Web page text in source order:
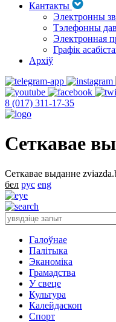
Кантакты
Электронны
Тэлефонны
Электронная
Графік
Архіў
8 (017) 311-17-35
Сеткавае
Сеткавае выданне
бел рус eng
Галоўнае
Палітыка
Эканоміка
Грамадства
У свеце
Культура
Калейдаскоп
Спорт